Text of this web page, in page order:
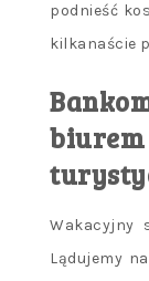
podnieść
kilkanaście
Wakacyjny
Lądujemy